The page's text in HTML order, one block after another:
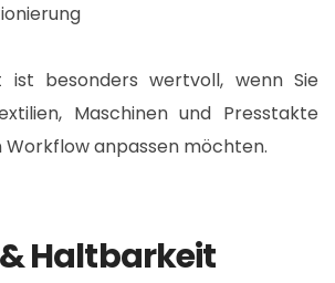
ist besonders wertvoll, wenn Sie
Maschinen und Presstakte
Workflow anpassen möchten.​
Haltbarkeit